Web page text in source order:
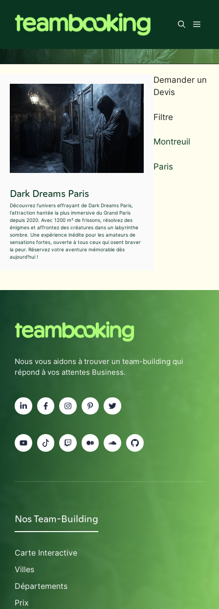
contenu
Menu
Dark Dreams Paris
Découvrez l'univers effrayant de Dark Dreams Paris,
l'attraction hantée la plus immersive du Grand Paris
depuis 2020. Avec 1200 m² de frissons, résolvez des
énigmes et affrontez des créatures dans un labyrinthe
sombre. Une expérience inédite pour les amateurs de
sensations fortes, ouverte à tous ceux qui osent braver
la peur. Réservez votre aventure mémorable dès
aujourd'hui !
Demander un
Devis
Filtre
Montreuil
Paris
Nous vous aidons à trouver un team-building qui
répond à vos attentes Business.
Nos Team-Building
Carte Interactive
Villes
Départements
Prix